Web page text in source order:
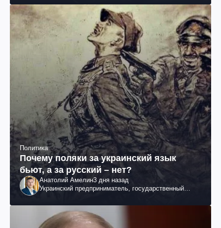
Политика
Почему поляки за украинский язык
бьют, а за русский – нет?
Анатолий Амелин3 дня назад
Украинский предприниматель, государственный